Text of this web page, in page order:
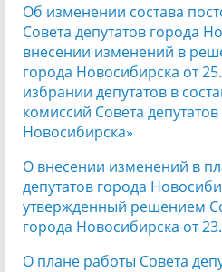
Об изменении состава
Совета депутатов города
внесении изменений в
города Новосибирска от
избрании депутатов в
комиссий Совета
Новосибирска»
О внесении изменений в
депутатов города
утвержденный решением
города Новосибирска от
О плане работы Совета